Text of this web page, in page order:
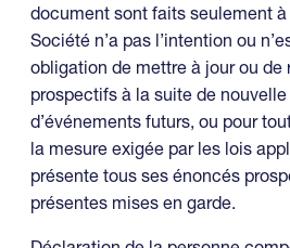
document sont faits seulement
Société n’a pas l’intention ou
obligation de mettre à jour ou de
prospectifs à la suite de
d’événements futurs, ou pour
la mesure exigée par les lois
présente tous ses énoncés
présentes mises en garde.